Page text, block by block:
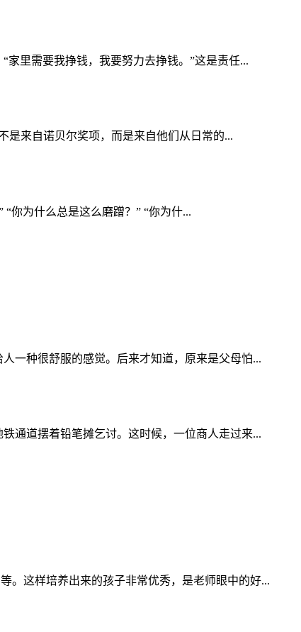
里需要我挣钱，我要努力去挣钱。”这是责任...
是来自诺贝尔奖项，而是来自他们从日常的...
你为什么总是这么磨蹭？” “你为什...
一种很舒服的感觉。后来才知道，原来是父母怕...
通道摆着铅笔摊乞讨。这时候，一位商人走过来...
。这样培养出来的孩子非常优秀，是老师眼中的好...